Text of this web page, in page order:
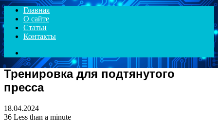
Главная
О сайте
Статьи
Контакты
for
Тренировка для подтянутого
пресса
18.04.2024
36 Less than a minute